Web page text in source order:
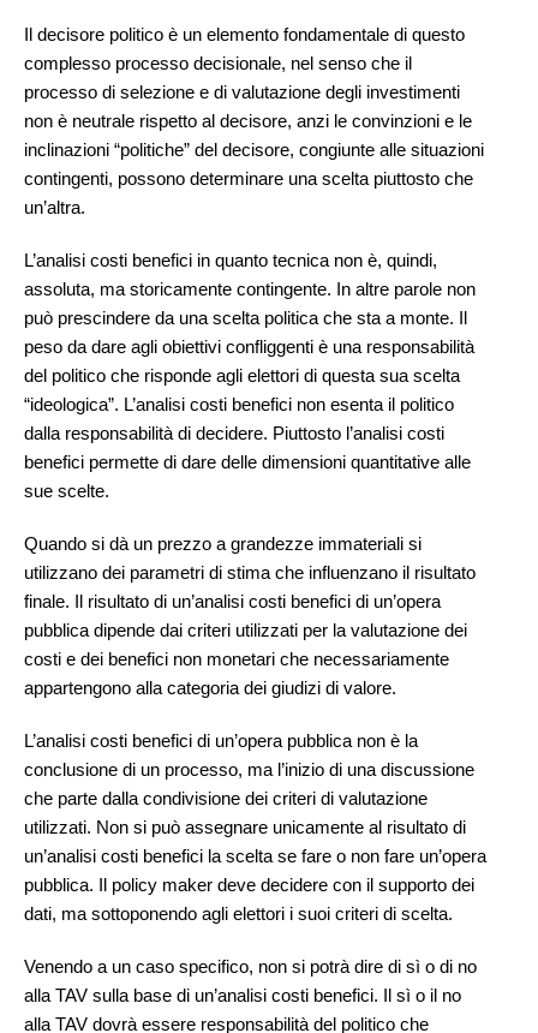
Il decisore politico è un elemento fondamentale di questo
complesso processo decisionale, nel senso che il
processo di selezione e di valutazione degli investimenti
non è neutrale rispetto al decisore, anzi le convinzioni e le
inclinazioni “politiche” del decisore, congiunte alle situazioni
contingenti, possono determinare una scelta piuttosto che
un’altra.
L’analisi costi benefici in quanto tecnica non è, quindi,
assoluta, ma storicamente contingente. In altre parole non
può prescindere da una scelta politica che sta a monte. Il
peso da dare agli obiettivi confliggenti è una responsabilità
del politico che risponde agli elettori di questa sua scelta
“ideologica”. L’analisi costi benefici non esenta il politico
dalla responsabilità di decidere. Piuttosto l’analisi costi
benefici permette di dare delle dimensioni quantitative alle
sue scelte.
Quando si dà un prezzo a grandezze immateriali si
utilizzano dei parametri di stima che influenzano il risultato
finale. Il risultato di un’analisi costi benefici di un’opera
pubblica dipende dai criteri utilizzati per la valutazione dei
costi e dei benefici non monetari che necessariamente
appartengono alla categoria dei giudizi di valore.
L’analisi costi benefici di un’opera pubblica non è la
conclusione di un processo, ma l’inizio di una discussione
che parte dalla condivisione dei criteri di valutazione
utilizzati. Non si può assegnare unicamente al risultato di
un’analisi costi benefici la scelta se fare o non fare un’opera
pubblica. Il policy maker deve decidere con il supporto dei
dati, ma sottoponendo agli elettori i suoi criteri di scelta.
Venendo a un caso specifico, non si potrà dire di sì o di no
alla TAV sulla base di un’analisi costi benefici. Il sì o il no
alla TAV dovrà essere responsabilità del politico che